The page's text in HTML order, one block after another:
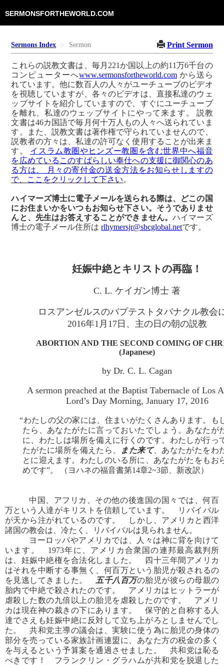
SERMONSFORTHEWORLD.COM
Sermons Index Sermon Print Sermon
これらの説教文書は、毎月221か国以上の約11万6千台の
コンピューターへwww.sermonsfortheworld.comから送ら
れています。他に数百人の人々がユーチューブのビデオ
を視聴していますが、各々のビデオは、直接私達のウェ
ッブサイトを紹介していますので、すぐにユーチューブ
を離れ、私達のウェッブサイトにやって来ます。 説教
文書は46カ国語で毎月何十万人もの人々へ送られていま
す。また、説教文書は著作権で守られていませんので、
説教者の方々は、私達の許可なく使用することが出来ま
す。 イスラム教圏やヒンズー教圏を含む世界中へ福音
を広めているこのすばらしい奉仕への支援に御関心のあ
る方は、 月々の寄付金の送金方法をお知らせしますの
で、ここをクリックして下さい。
ハイマーズ博士に電子メールを送られる際は、どこの国
にお住まいかをいつもお知らせ下さい。そうでありませ
んと、先生はお答えすることができません。ハイマーズ
博士の電子メール住所はrlhymersjr@sbcglobal.netです。
妊娠中絶とキリストの再臨！
C. L. ケイガン博士 著
ロスアンゼルスのバプテストタバナクル教会
2016年1月17日、主の日の朝の説教
ABORTION AND THE SECOND COMING OF
(Japanese)
by Dr. C. L. Cagan
A sermon preached at the Baptist Tabernacle of Los
Lord’s Day Morning, January 17, 2016
“わたしの父の家には、住まいがたくさんあります。も
たら、あなたがたに言っておいたでしょう。あなたが
に、わたしは場所を備えに行くのです。わたしが行っ
たがたに場所を備えたら、
また来て、あなたがたをわ
とに迎えます。わたしのいる所に、あなたがたをもお
めです”。 （ヨハネの福音書第14章2~3節、新改訳）
中国、アフリカ、その他の後進国の国々では、何百
万という人達がキリストを信頼しています。 リバイバル
が天から注がれているのです。 しかし、アメリカと西洋
諸国の教会は、冷たく、リバイバルは見られません。
ヨーロッパやアメリカでは、人々は神に背を向けて
います。 1973年に、アメリカ合衆国の連邦最高裁判所
は、妊娠中絶権を合法化しました。 四十三年間アメリカ
はそれを中断する事無く、何百万という胎児が殺されるの
を見逃してきました。
五千八百万の胎児が彼らの母親の
胎内で中絶で殺されたのです。 アメリカはヒットラーが
虐殺した数の九倍以上の胎児を虐殺したのです。 アメリ
カは現在神の裁きの下にあります。 保守的と自称する人
達でさえも妊娠中絶に反対して立ち上がろとしませんでし
た。 共和党主導の議会は、実験に使う為に胎児の身体の
部分を売っている家族計画連盟に、あなた方の税金の多く
を与えるという予算案を通過させました。 共和党は恥る
べきです！ フランクリン・グラハムが共和党を脱退した